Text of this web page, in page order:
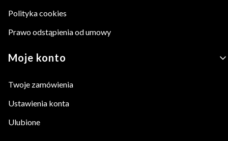
Polityka cookies
Prawo odstąpienia od umowy
Moje konto
Twoje zamówienia
Ustawienia konta
Ulubione